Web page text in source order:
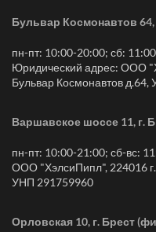
Бульвар Космонавтов 64,
пн-пт: 10:00-20:00; сб:
Юридический адрес: ООО
Бульвар Космонавтов
Варшавское шоссе 11, г.
пн-пт: 10:00-21:00; сб-вс:
ООО "ХэлсиПипл", 224016 г.
УНП 291759960
Орловская 10, г. Брест